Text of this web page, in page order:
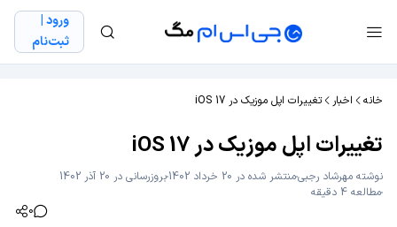
ورود |
ثبت‌نام
خانه اخبار تغییرات اپل موزیک در iOS 17
تغییرات اپل موزیک در iOS 17
نوشته مهرشاد رجبیمنتشر شده در 20 خرداد 1402
بروزرسانی در 20 آذر 1402
مطالعه 4 دقیقه
0